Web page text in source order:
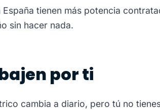
tienen más potencia
sin hacer nada.
por ti
cambia a diario, pero tú no